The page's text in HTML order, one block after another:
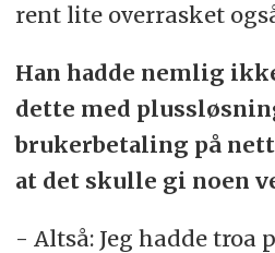
rent lite overrasket
Han hadde nemlig
dette med
brukerbetaling på
at det skulle gi noen
- Altså: Jeg hadde troa